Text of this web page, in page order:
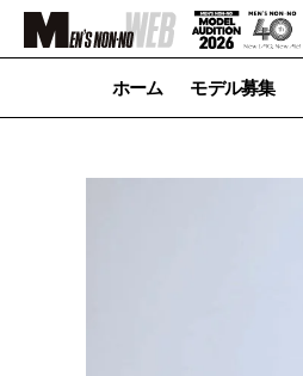
ホーム モデル募集